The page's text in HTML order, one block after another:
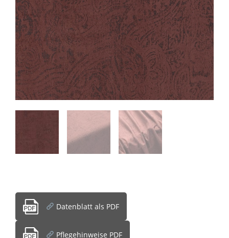
Datenblatt als PDF
Pflegehinweise PDF